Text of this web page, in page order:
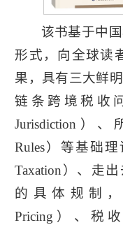
该书基于中
形式，向全球读
果，具有三大鲜
链条跨境税收
Jurisdiction）
Rules）等基础
Taxation）、走出
的具体规制，
Pricing）、税